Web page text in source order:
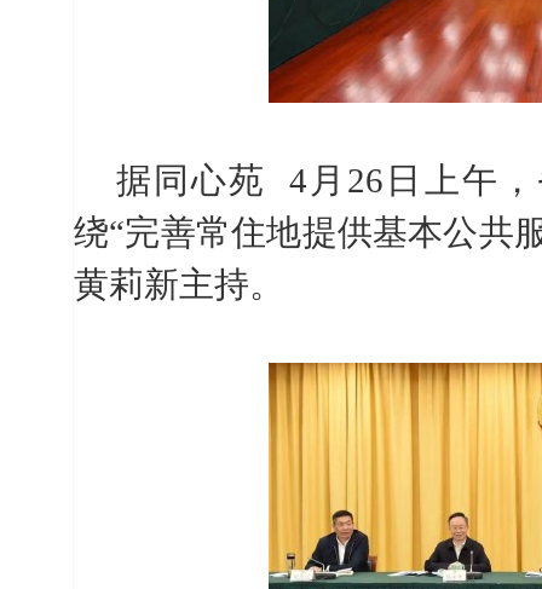
据同心苑 4 月 26 日上午
绕“完善常住地提供基本公共
黄莉新主持。